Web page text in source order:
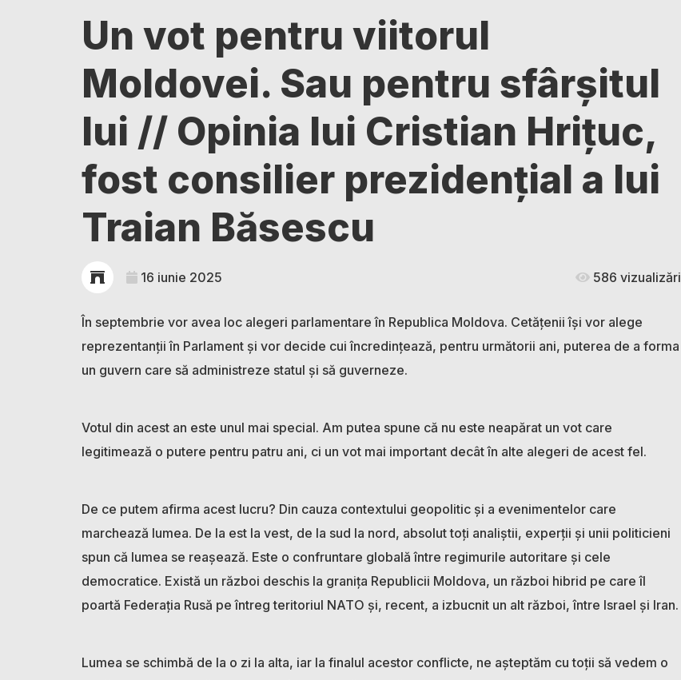
Un vot pentru viitorul
Moldovei. Sau pentru sfârșitul
lui // Opinia lui Cristian Hrițuc,
fost consilier prezidențial a lui
Traian Băsescu
16 iunie 2025 586 vizualizări
În septembrie vor avea loc alegeri parlamentare în Republica Moldova. Cetățenii își vor alege
reprezentanții în Parlament și vor decide cui încredințează, pentru următorii ani, puterea de a forma
un guvern care să administreze statul și să guverneze.
Votul din acest an este unul mai special. Am putea spune că nu este neapărat un vot care
legitimează o putere pentru patru ani, ci un vot mai important decât în alte alegeri de acest fel.
De ce putem afirma acest lucru? Din cauza contextului geopolitic și a evenimentelor care
marchează lumea. De la est la vest, de la sud la nord, absolut toți analiștii, experții și unii politicieni
spun că lumea se reașează. Este o confruntare globală între regimurile autoritare și cele
democratice. Există un război deschis la granița Republicii Moldova, un război hibrid pe care îl
poartă Federația Rusă pe întreg teritoriul NATO și, recent, a izbucnit un alt război, între Israel și Iran.
Lumea se schimbă de la o zi la alta, iar la finalul acestor conflicte, ne așteptăm cu toții să vedem o